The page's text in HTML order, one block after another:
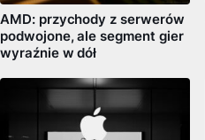
AMD: przychody z serwerów
podwojone, ale segment gier
wyraźnie w dół